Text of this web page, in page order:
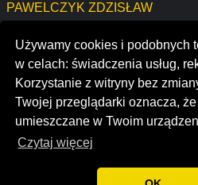
Używamy cookies i podobnych
w celach: świadczenia usług,
Korzystanie z witryny bez
Twojej przeglądarki oznacza,
umieszczane w Twoim
Czytaj więcej
PAWELCZYK ZDZISŁAW
HANDEL DETALICZNY SKLEP
ILONA LANGNER
westgate dental clinic
nobody dances here
multitune entertainments pvt ltd
© 2022 Opinie o